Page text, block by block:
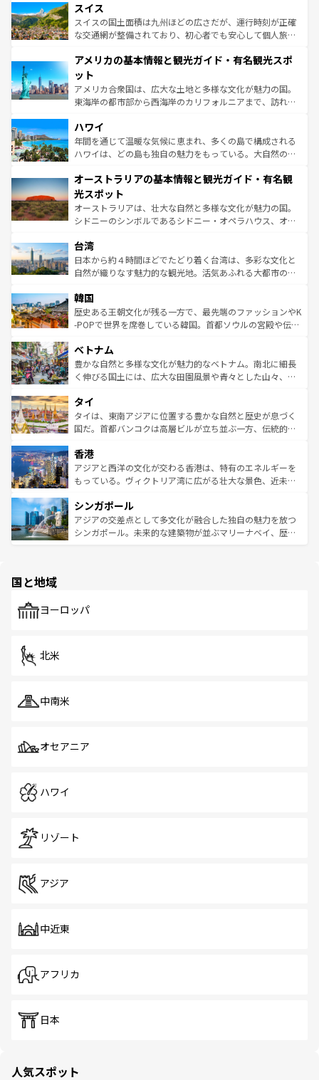
を参照してほしい。
は、お酒好きな人にはぜひ体験してほしい。 なお、新着の
ドイツ情報はコンテンツ一覧を参照してほしい。
リアごとに異なる魅力がある。また、優雅なアフタヌーン
ティー、ビール好きにはたまらない英国パブ、サッカー観
戦など、本場だからこそできる体験も豊富。イギリスを旅
ンツ一覧を参照してほしい。
スイス
スイスの国土面積は九州ほどの広さだが、運行時刻が正確
な交通網が整備されており、初心者でも安心して個人旅行
の建物がそのまま残る町や、スイスならではのユニークな
博物館もあり、アルプス観光だけでなく町歩きも満喫する
ことができる。国民の所得が高いため物価も高いが、旅行
者向けの交通パス提供のサービスもあり、うまく活用すれ
着のスイス情報は
アメリカの基本情報と観光ガイド・有名観光スポ
ット
アメリカ合衆国は、広大な土地と多様な文化が魅力の国。
東海岸の都市部から西海岸のカリフォルニアまで、訪れる
のような巨大都市は、観光、ショッピング、エンターテイ
ンメントが詰まった刺激的なスポットだ。一方、アメリカ
西部には大自然が広がり、グランドキャニオンやイエロー
部のニューオーリンズでは、音楽と美食が融合した独特の
文化が魅力。旅行者はアメリカの各地域で異なる魅力を楽
しみながら、その多様性と豊かな歴史を感じることができ
るだろう。車でのロードトリップや列車の旅も、アメリカ
情報は
ハワイ
年間を通じて温暖な気候に恵まれ、多くの島で構成される
ハワイは、どの島も独自の魅力をもっている。大自然の神
ワイ島は見逃せない。また、定番の観光地といえばオアフ
島だが、静かな自然を求めるならマウイ島やカウアイ島が
おすすめ。エメラルドグリーンに輝く海をはじめ、豊かな
文化や歴史が息づいている。「アロハスピリット」と呼ば
人々、おいしいローカルフードやハワイアンミュージッ
ク、伝統的なフラダンスなど、すべてがハワイの魅力を彩
っている。訪れるたびに新しい発見と感動が待っているハ
はコンテンツ一覧
オーストラリアの基本情報と観光ガイド・有名観
光スポット
オーストラリアは、壮大な自然と多様な文化が魅力の国。
シドニーのシンボルであるシドニー・オペラハウス、オー
リアリーフや大陸中央部にそびえるウルル（エアーズロッ
ク）、タスマニアの美しい原生林やケアンズの熱帯雨林な
ど、見どころがたくさん。また、カフェやワイン、オージ
いる。アクティビティも充実しており、サーフィンやダイ
ビング、ハイキングなど、アウトドア好きにはたまらな
い。オーストラリアの多彩な魅力を存分に味わいつくそ
参照してほしい。
台湾
日本から約４時間ほどでたどり着く台湾は、多彩な文化と
自然が織りなす魅力的な観光地。活気あふれる大都市の台
ン）、静ひつな山岳地帯である台湾東部など、都市の喧騒
と山間の静けさが共存しており、訪れる人に新しい発見と
驚きをもたらしてくれる。また、奥深い台湾の食文化も魅
容にもいいと評判のスイーツなど、バラエティ豊かな料理
が味わえる。 なお、新着の台湾情報は コンテンツ一覧を参
照してほしい。
韓国
歴史ある王朝文化が残る一方で、最先端のファッションやK
-POPで世界を席巻している韓国。首都ソウルの宮殿や伝統
き、地方に足を延ばせば四季折々の自然美を楽しむことが
できる。そして、キムチや焼肉、絶品のストリートフード
まで、さまざまな韓国料理が待っている。夜には、韓国な
リティに包まれながら、韓国の多彩な魅力を心ゆくまで味
わってみてほしい。 なお、新着の韓国情報はコンテンツ一
覧を参照してほしい。
ベトナム
豊かな自然と多様な文化が魅力的なベトナム。南北に細長
く伸びる国土には、広大な田園風景や青々とした山々、世
急速な発展と共に伝統が息づく。ハノイの古い町並みやホ
ーチミン市のフランス統治時代の建物も、独特の雰囲気を
醸し出している。また、バラエティの豊かさとおいしさで
とつ。フォーやバインミー、ベトナムコーヒーなどは、ぜ
ひ現地で味わいたい。どの地域を訪れてもあたたかい人々
が旅行者を迎えてくれるので、きっと忘れられない旅にな
参照してほしい。
タイ
タイは、東南アジアに位置する豊かな自然と歴史が息づく
国だ。首都バンコクは高層ビルが立ち並ぶ一方、伝統的な
の活気が交差している。北部ではチェンマイなどの山岳地
帯で自然と触れ合い、南部ではプーケットやクラビの美し
いビーチでリゾート気分を楽しむことができる。タイ料理
激する。気候は一年中温暖で、どの季節にも異なる楽しみ
が待っている。親しみやすいタイの人々、仏教を中心とし
た文化、そして多様な観光資源が、訪れる旅人を魅了し続
香港
アジアと西洋の文化が交わる香港は、特有のエネルギーを
もっている。ヴィクトリア湾に広がる壮大な景色、近未来
み、どこを訪れても感動するはず。観光スポットが密集し
ており、効率よく見どころを回れるのも魅力。息をのむよ
うな絶景から文化的な体験まで、香港を存分に楽しみ尽く
シンガポール
アジアの交差点として多文化が融合した独自の魅力を放つ
シンガポール。未来的な建築物が並ぶマリーナベイ、歴史
で、ホーカーズは地元の風情を楽しめる外せないスポット
国と地域
ヨーロッパ
北米
中南米
オセアニア
ハワイ
リゾート
アジア
中近東
アフリカ
日本
人気スポット